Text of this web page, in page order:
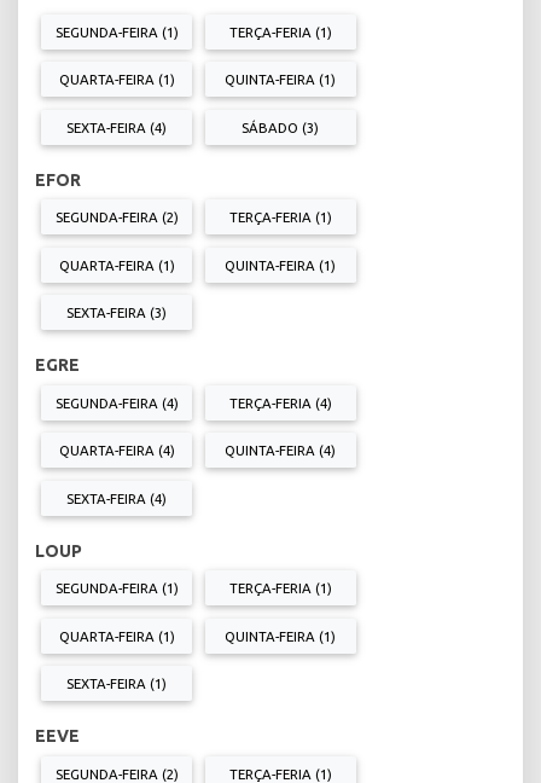
SEGUNDA-FEIRA (1) TERÇA-FERIA (1)
QUARTA-FEIRA (1) QUINTA-FEIRA (1)
SEXTA-FEIRA (4) SÁBADO (3)
EFOR
SEGUNDA-FEIRA (2) TERÇA-FERIA (1)
QUARTA-FEIRA (1) QUINTA-FEIRA (1)
SEXTA-FEIRA (3)
EGRE
SEGUNDA-FEIRA (4) TERÇA-FERIA (4)
QUARTA-FEIRA (4) QUINTA-FEIRA (4)
SEXTA-FEIRA (4)
LOUP
SEGUNDA-FEIRA (1) TERÇA-FERIA (1)
QUARTA-FEIRA (1) QUINTA-FEIRA (1)
SEXTA-FEIRA (1)
EEVE
SEGUNDA-FEIRA (2) TERÇA-FERIA (1)